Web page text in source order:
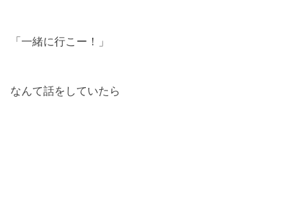
「一緒に行こー！」
なんて話をしていたら